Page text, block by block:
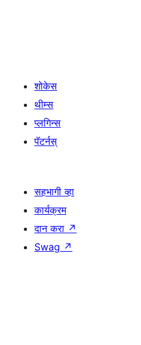
शोकेस
थीम्स
प्लगिन्स
पॅटर्नस्
सहभागी व्हा
कार्यक्रम
दान करा ↗
Swag ↗